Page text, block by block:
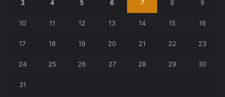
3 4 5 6 7 8 9
10 11 12 13 14 15 16
17 18 19 20 21 22 23
24 25 26 27 28 29 30
31